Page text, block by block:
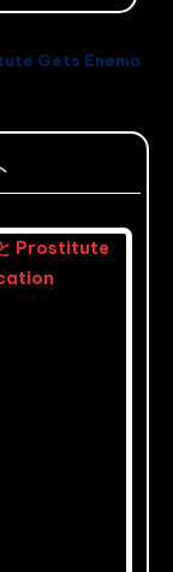
Gets Enema